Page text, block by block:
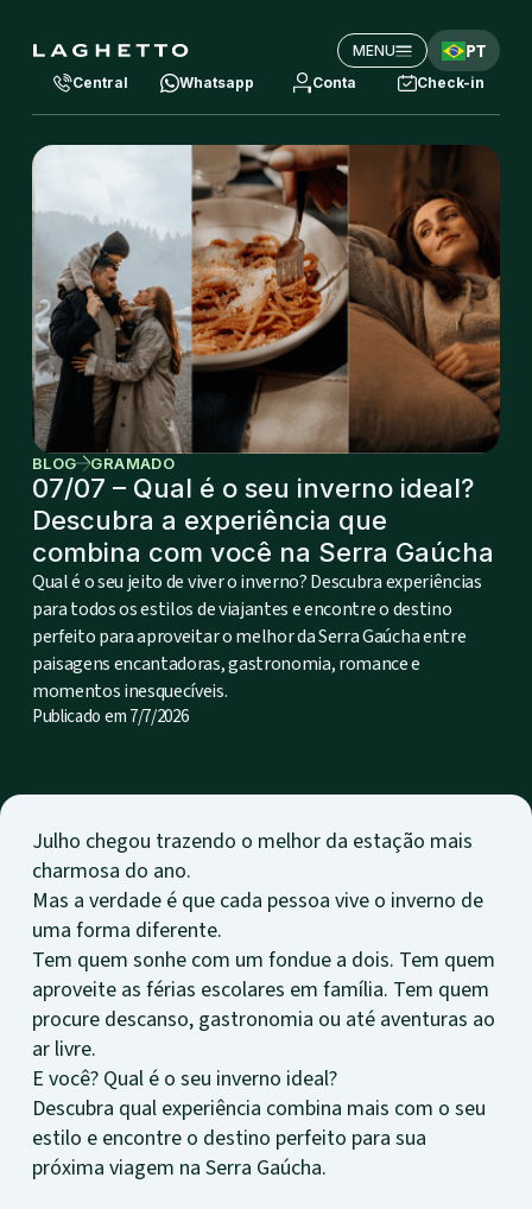
MENU PT
Central Whatsapp Conta Check-in
BLOG GRAMADO
07/07 – Qual é o seu inverno ideal?
Descubra a experiência que
combina com você na Serra Gaúcha
Qual é o seu jeito de viver o inverno? Descubra experiências
para todos os estilos de viajantes e encontre o destino
perfeito para aproveitar o melhor da Serra Gaúcha entre
paisagens encantadoras, gastronomia, romance e
momentos inesquecíveis.
Publicado em7/7/2026
Julho chegou trazendo o melhor da estação mais
charmosa do ano.
Mas a verdade é que cada pessoa vive o inverno de
uma forma diferente.
Tem quem sonhe com um fondue a dois. Tem quem
aproveite as férias escolares em família. Tem quem
procure descanso, gastronomia ou até aventuras ao
ar livre.
E você? Qual é o seu inverno ideal?
Descubra qual experiência combina mais com o seu
estilo e encontre o destino perfeito para sua
próxima viagem na Serra Gaúcha.